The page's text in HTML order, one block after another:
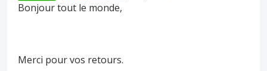
Bonjour tout le monde,
Merci pour vos retours.